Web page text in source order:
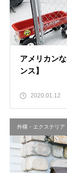
アメリカン
ンス】
2020.01.12
外構・エクステリア